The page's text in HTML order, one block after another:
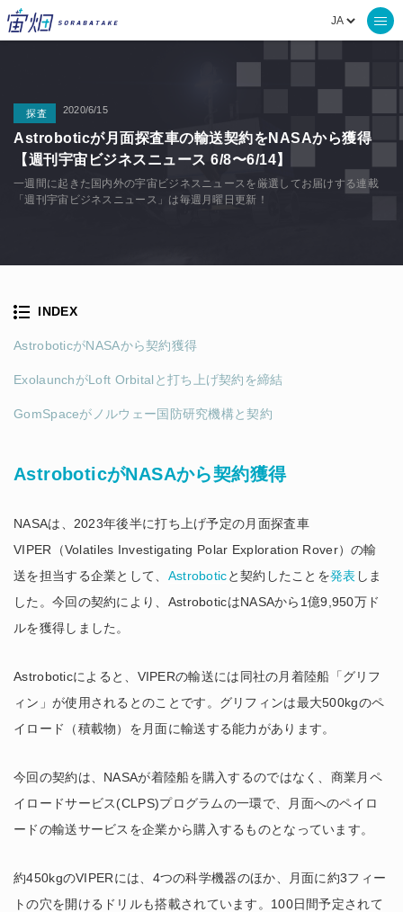
探査 2020/6/15
Astroboticが月面探査車の輸送契約をNASAから獲得
【週刊宇宙ビジネスニュース 6/8〜6/14】
一週間に起きた国内外の宇宙ビジネスニュースを厳選してお届けする連載
「週刊宇宙ビジネスニュース」は毎週月曜日更新！
AstroboticがNASAから契約獲得
NASAは、2023年後半に打ち上げ予定の月面探査車
VIPER（Volatiles Investigating Polar Exploration Rover）の輸
送を担当する企業として、 Astroboticと契約したことを発表 しま
した。今回の契約により、AstroboticはNASAから1億9,950万ド
ルを獲得しました。
Astroboticによると、VIPERの輸送には同社の月着陸船「グリフ
ィン」が使用されるとのことです。グリフィンは最大500kgのペ
イロード（積載物）を月面に輸送する能力があります。
今回の契約は、NASAが着陸船を購入するのではなく、商業月ペ
イロードサービス(CLPS)プログラムの一環で、月面へのペイロ
ードの輸送サービスを企業から購入するものとなっています。
約450kgのVIPERには、4つの科学機器のほか、月面に約3フィー
トの穴を開けるドリルも搭載されています。100日間予定されて
INDEX
AstroboticがNASAから契約獲得
ExolaunchがLoft Orbitalと打ち上げ契約を締結
GomSpaceがノルウェー国防研究機構と契約